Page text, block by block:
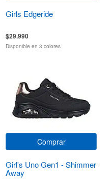
Girls Edgeride
$29.990
Disponible en 3 colores
Comprar
Girl's Uno Gen1 - Shimmer
Away